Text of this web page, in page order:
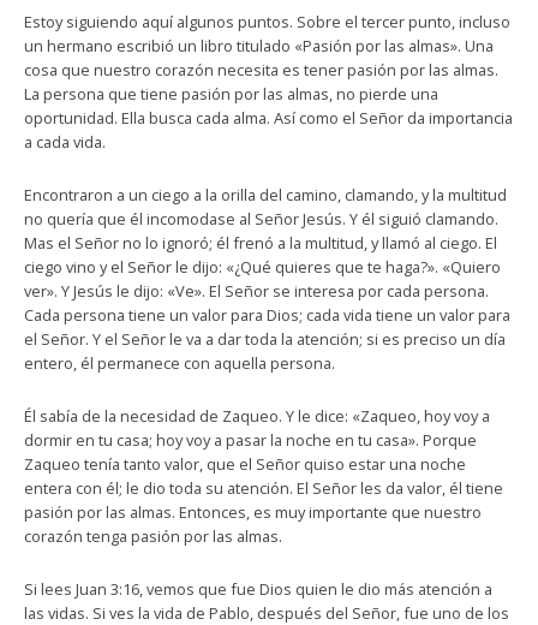
Estoy siguiendo aquí algunos puntos. Sobre el tercer punto, incluso
un hermano escribió un libro titulado «Pasión por las almas». Una
cosa que nuestro corazón necesita es tener pasión por las almas.
La persona que tiene pasión por las almas, no pierde una
oportunidad. Ella busca cada alma. Así como el Señor da importancia
a cada vida.
Encontraron a un ciego a la orilla del camino, clamando, y la multitud
no quería que él incomodase al Señor Jesús. Y él siguió clamando.
Mas el Señor no lo ignoró; él frenó a la multitud, y llamó al ciego. El
ciego vino y el Señor le dijo: «¿Qué quieres que te haga?». «Quiero
ver». Y Jesús le dijo: «Ve». El Señor se interesa por cada persona.
Cada persona tiene un valor para Dios; cada vida tiene un valor para
el Señor. Y el Señor le va a dar toda la atención; si es preciso un día
entero, él permanece con aquella persona.
Él sabía de la necesidad de Zaqueo. Y le dice: «Zaqueo, hoy voy a
dormir en tu casa; hoy voy a pasar la noche en tu casa». Porque
Zaqueo tenía tanto valor, que el Señor quiso estar una noche
entera con él; le dio toda su atención. El Señor les da valor, él tiene
pasión por las almas. Entonces, es muy importante que nuestro
corazón tenga pasión por las almas.
Si lees Juan 3:16, vemos que fue Dios quien le dio más atención a
las vidas. Si ves la vida de Pablo, después del Señor, fue uno de los